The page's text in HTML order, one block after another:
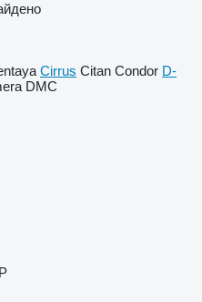
Cirrus Citan Condor D-
DMC